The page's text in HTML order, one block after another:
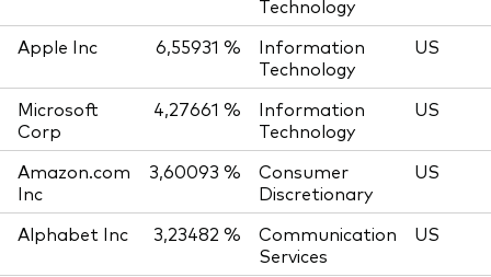
Technology
Apple Inc 6,55931 %
Information
Technology
US
Microsoft
Corp
4,27661 %
Information
Technology
US
Amazon.com
Inc
3,60093 %
Consumer
Discretionary
US
Alphabet Inc 3,23482 %
Communication
Services
US